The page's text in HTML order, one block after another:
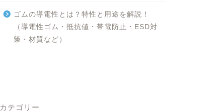
ゴムの導電性とは？特性と用途を解説！
（導電性ゴム・抵抗値・帯電防止・ESD対
策・材質など）
カテゴリー